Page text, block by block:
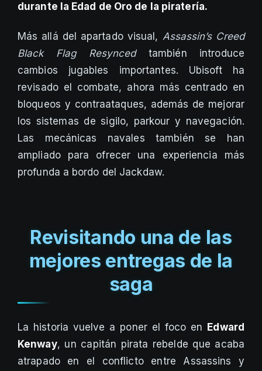
durante la Edad de Oro de la piratería.
Más allá del apartado visual, Assassin’s Creed
Black Flag Resyncedtambién introduce
cambios jugables importantes. Ubisoft ha
revisado el combate, ahora más centrado en
bloqueos y contraataques, además de mejorar
los sistemas de sigilo, parkour y navegación.
Las mecánicas navales también se han
ampliado para ofrecer una experiencia más
profunda a bordo del Jackdaw.
Revisitando una de las
mejores entregas de la
saga
La historia vuelve a poner el foco en Edward
Kenway, un capitán pirata rebelde que acaba
atrapado en el conflicto entre Assassins y